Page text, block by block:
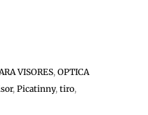
VISORES, OPTICA
, Picatinny, tiro,